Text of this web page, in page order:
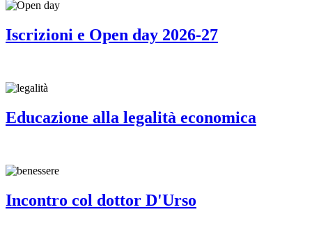
Iscrizioni e Open day 2026-27
Educazione alla legalità economica
Incontro col dottor D'Urso